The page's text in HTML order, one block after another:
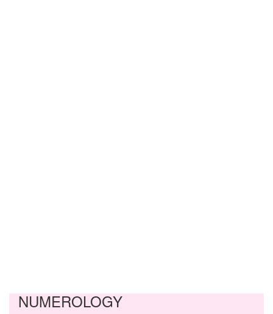
NUMEROLOGY